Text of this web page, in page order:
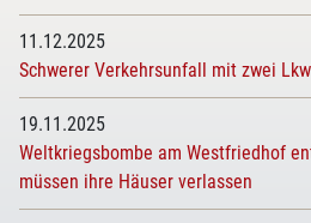
11.12.2025
Schwerer Verkehrsunfall mit zwei Lkw
19.11.2025
Weltkriegsbombe am Westfriedhof
müssen ihre Häuser verlassen